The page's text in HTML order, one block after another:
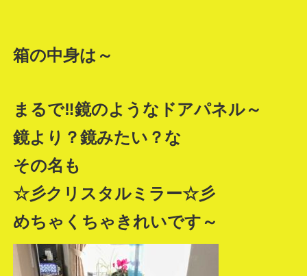
箱の中身は～
まるで‼鏡のようなドアパネル～
鏡より？鏡みたい？な
その名も
☆彡クリスタルミラー☆彡
めちゃくちゃきれいです～